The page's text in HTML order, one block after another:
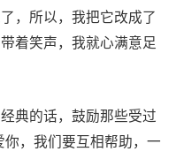
，所以，我把它改成了
着笑声，我就心满意足
典的话，鼓励那些受过
你，我们要互相帮助，一